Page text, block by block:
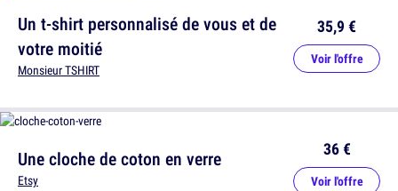
Un t-shirt personnalisé de vous et de
votre moitié
Monsieur TSHIRT
35,9 €
Voir l'offre
Une cloche de coton en verre
Etsy
36 €
Voir l'offre